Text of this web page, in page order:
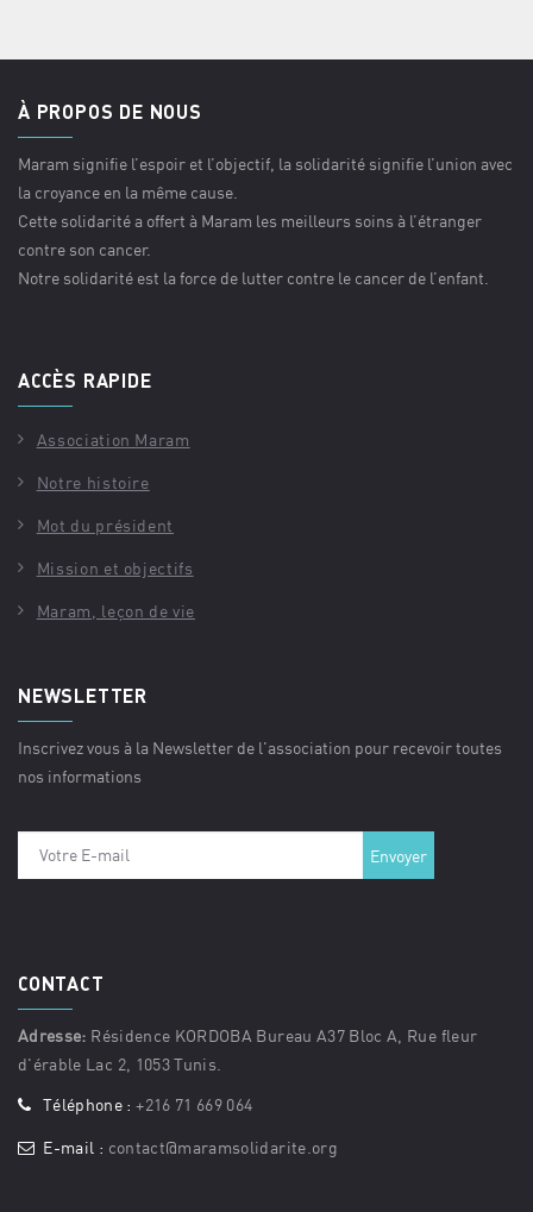
À PROPOS DE NOUS
Maram signifie l’espoir et l’objectif, la solidarité signifie l’union avec
la croyance en la même cause.
Cette solidarité a offert à Maram les meilleurs soins à l’étranger
contre son cancer.
Notre solidarité est la force de lutter contre le cancer de l’enfant.
ACCÈS RAPIDE
Association Maram
Notre histoire
Mot du président
Mission et objectifs
Maram, leçon de vie
NEWSLETTER
Inscrivez vous à la Newsletter de l'association pour recevoir toutes
nos informations
CONTACT
Adresse: Résidence KORDOBA Bureau A37 Bloc A, Rue fleur
d'érable Lac 2, 1053 Tunis.
Téléphone : +216 71 669 064
E-mail : contact@maramsolidarite.org